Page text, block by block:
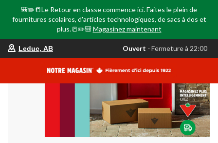
🎒✏️📒Le Retour en classe commence ici. Faites le plein de
fournitures scolaires, d'articles technologiques, de sacs à dos et
plus.📒✏️🎒 Magasinez maintenant
votre
est
AB,
Ouvert,
Fermeture
à
22:00
Leduc, AB Ouvert ⋅ Fermeture à 22:00